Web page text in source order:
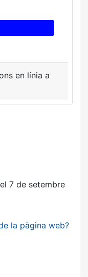
en línia a
7 de setembre
la pàgina web?